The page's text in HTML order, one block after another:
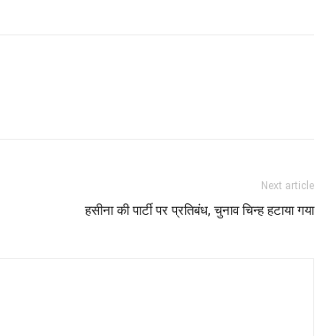
Next article
हसीना की पार्टी पर प्रतिबंध, चुनाव चिन्ह हटाया गया